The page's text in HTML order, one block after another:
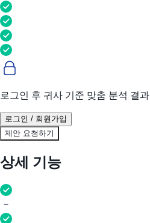
로그인 후 귀사 기준 맞춤 분석 결
로그인 / 회원가입
제안 요청하기
상세 기능